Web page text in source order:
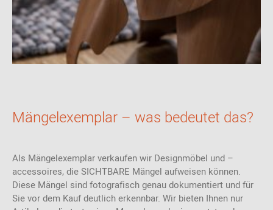
Mängelexemplar – was bedeutet das?
Als Mängelexemplar verkaufen wir Designmöbel und –
accessoires, die SICHTBARE Mängel aufweisen können.
Diese Mängel sind fotografisch genau dokumentiert und für
Sie vor dem Kauf deutlich erkennbar. Wir bieten Ihnen nur